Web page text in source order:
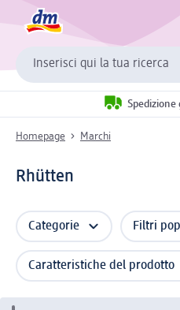
Inserisci qui la tua ricerca
Spedizione
Homepage Marchi
Rhütten
Categorie Filtri
Caratteristiche del prodotto